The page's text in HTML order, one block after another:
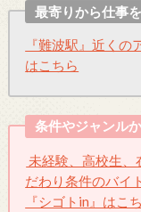
最寄りから仕事
『難波駅』近く
はこちら
条件やジャンル
未経験、高校生、
だわり条件のバイ
『シゴトin』はこ